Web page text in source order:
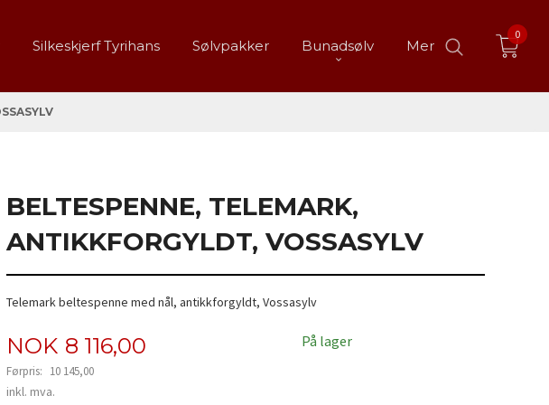
Silkeskjerf Tyrihans Sølvpakker Bunadsølv Mer
0
BELTESPENNE, TELEMARK,
ANTIKKFORGYLDT, VOSSASYLV
Telemark beltespenne med nål, antikkforgyldt, Vossasylv
Tilbud
NOK 8 116,00
Førpris: 10 145,00
Rabatt
inkl. mva.
På lager